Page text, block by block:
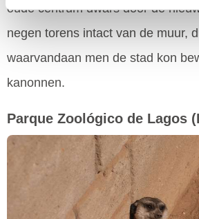
oude centrum dwars door de
negen torens intact van de muur,
waarvandaan men de stad kon
kanonnen.
Parque Zoológico de Lagos